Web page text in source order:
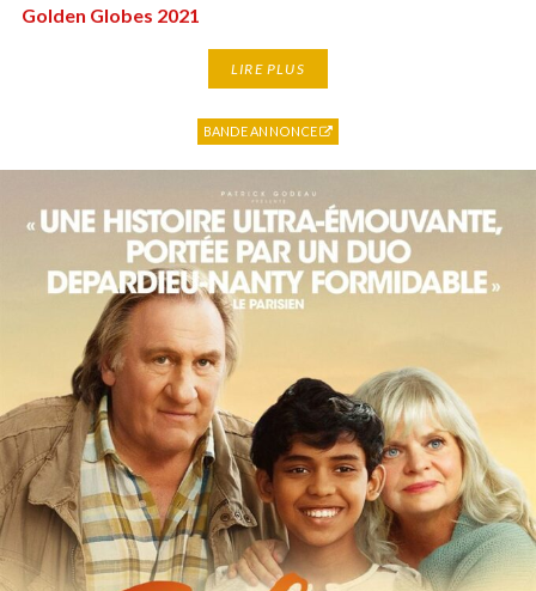
Golden Globes 2021
LIRE PLUS
BANDE ANNONCE